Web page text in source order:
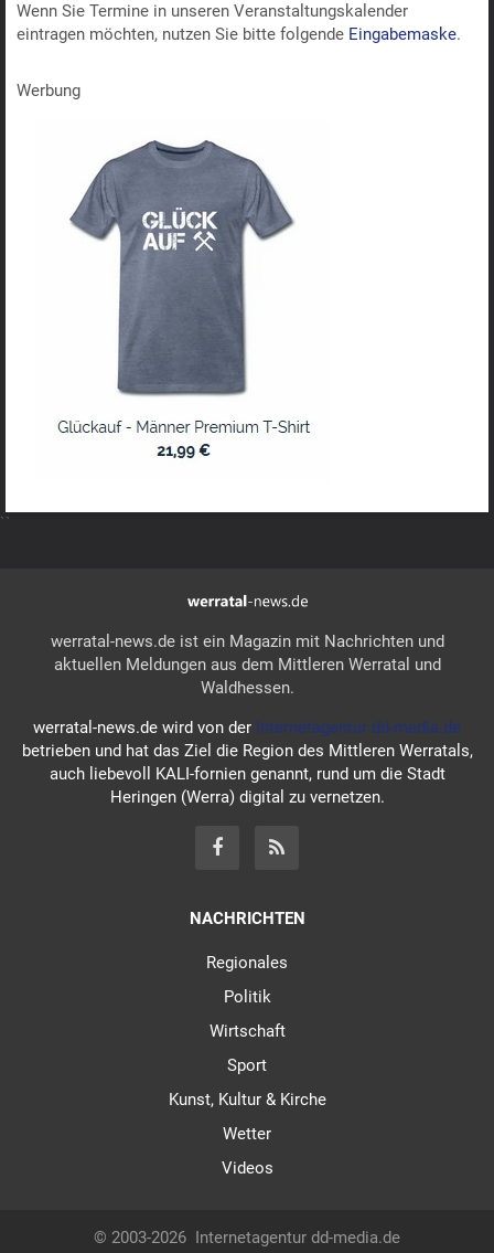
Wenn Sie Termine in unseren Veranstaltungskalender
eintragen möchten, nutzen Sie bitte folgende Eingabemaske.
Werbung
``
werratal-news.de ist ein Magazin mit Nachrichten und
aktuellen Meldungen aus dem Mittleren Werratal und
Waldhessen.
werratal-news.de wird von der Internetagentur dd-media.de
betrieben und hat das Ziel die Region des Mittleren Werratals,
auch liebevoll KALI-fornien genannt, rund um die Stadt
Heringen (Werra) digital zu vernetzen.
NACHRICHTEN
Regionales
Politik
Wirtschaft
Sport
Kunst, Kultur & Kirche
Wetter
Videos
© 2003-2026 Internetagentur dd-media.de